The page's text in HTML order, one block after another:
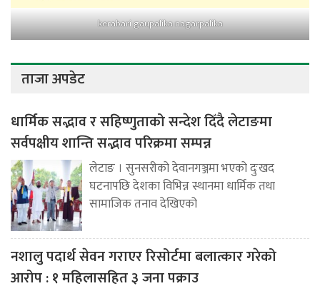
kerabari gaupalika nagarpalika
ताजा अपडेट
धार्मिक सद्भाव र सहिष्णुताको सन्देश दिँदै लेटाङमा
सर्वपक्षीय शान्ति सद्भाव परिक्रमा सम्पन्न
लेटाङ । सुनसरीको देवानगञ्जमा भएको दुःखद
घटनापछि देशका विभिन्न स्थानमा धार्मिक तथा
सामाजिक तनाव देखिएको
नशालु पदार्थ सेवन गराएर रिसोर्टमा बलात्कार गरेको
आरोप : १ महिलासहित ३ जना पक्राउ